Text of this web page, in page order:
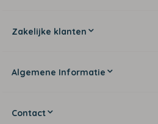
Zakelijke klanten
Algemene Informatie
Contact